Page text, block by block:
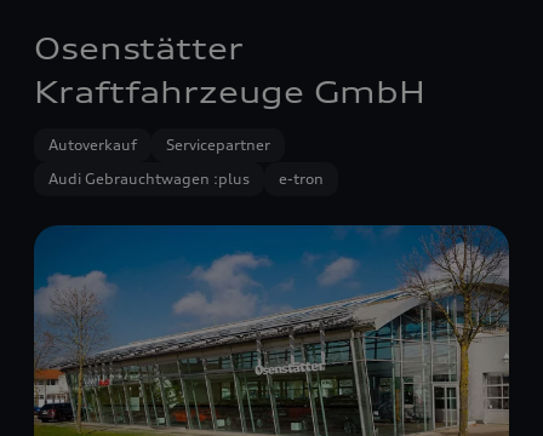
Osenstätter
Kraftfahrzeuge GmbH
Autoverkauf
Servicepartner
Audi Gebrauchtwagen :plus
e-tron